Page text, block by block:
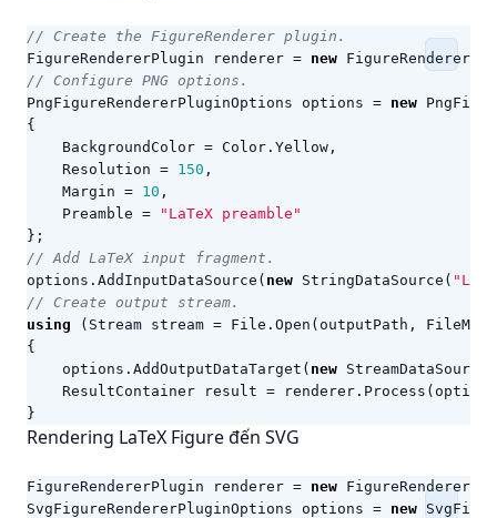
// Create the FigureRenderer plugin.
FigureRendererPlugin
renderer = new
// Configure PNG options.
PngFigureRendererPluginOptions
options = new
{
BackgroundColor = Color . Yellow ,
Resolution = 150 ,
Margin = 10 ,
Preamble =
"LaTeX preamble"
};
// Add LaTeX input fragment.
options . AddInputDataSource ( new StringDataSource (
// Create output stream.
using
( Stream stream = File . Open ( outputPath ,
FileMode
{
options . AddOutputDataTarget ( new StreamDataSource
ResultContainer
result = renderer . Process ( options
}
Rendering LaTeX Figure đến SVG
FigureRendererPlugin renderer = new
SvgFigureRendererPluginOptions
options = new